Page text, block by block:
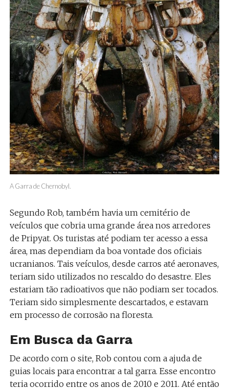
A Garra de Chernobyl.
Segundo Rob, também havia um cemitério de
veículos que cobria uma grande área nos arredores
de Pripyat. Os turistas até podiam ter acesso a essa
área, mas dependiam da boa vontade dos oficiais
ucranianos. Tais veículos, desde carros até aeronaves,
teriam sido utilizados no rescaldo do desastre. Eles
estariam tão radioativos que não podiam ser tocados.
Teriam sido simplesmente descartados, e estavam
em processo de corrosão na floresta.
Em Busca da Garra
De acordo com o site, Rob contou com a ajuda de
guias locais para encontrar a tal garra. Esse encontro
teria ocorrido entre os anos de 2010 e 2011. Até então